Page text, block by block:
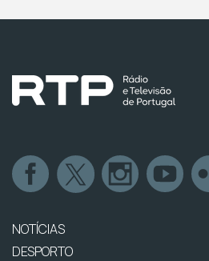
NOTÍCIAS
DESPORTO